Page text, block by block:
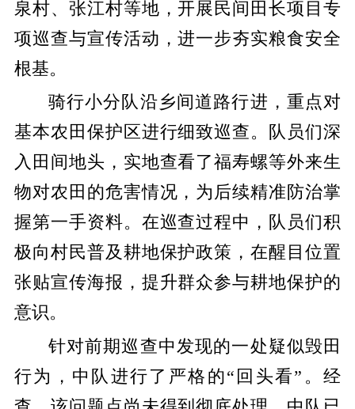
泉村、张江村等地，开展民间田长项目专
项巡查与宣传活动，进一步夯实粮食安全
根基。
骑行小分队沿乡间道路行进，重点对
基本农田保护区进行细致巡查。队员们深
入田间地头，实地查看了福寿螺等外来生
物对农田的危害情况，为后续精准防治掌
握第一手资料。在巡查过程中，队员们积
极向村民普及耕地保护政策，在醒目位置
张贴宣传海报，提升群众参与耕地保护的
意识。
针对前期巡查中发现的一处疑似毁田
行为，中队进行了严格的“回头看”。经